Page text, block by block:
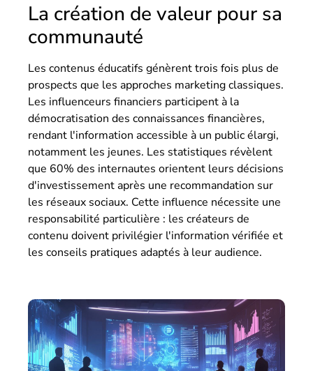
La création de valeur pour sa
communauté
Les contenus éducatifs génèrent trois fois plus de
prospects que les approches marketing classiques.
Les influenceurs financiers participent à la
démocratisation des connaissances financières,
rendant l'information accessible à un public élargi,
notamment les jeunes. Les statistiques révèlent
que 60% des internautes orientent leurs décisions
d'investissement après une recommandation sur
les réseaux sociaux. Cette influence nécessite une
responsabilité particulière : les créateurs de
contenu doivent privilégier l'information vérifiée et
les conseils pratiques adaptés à leur audience.